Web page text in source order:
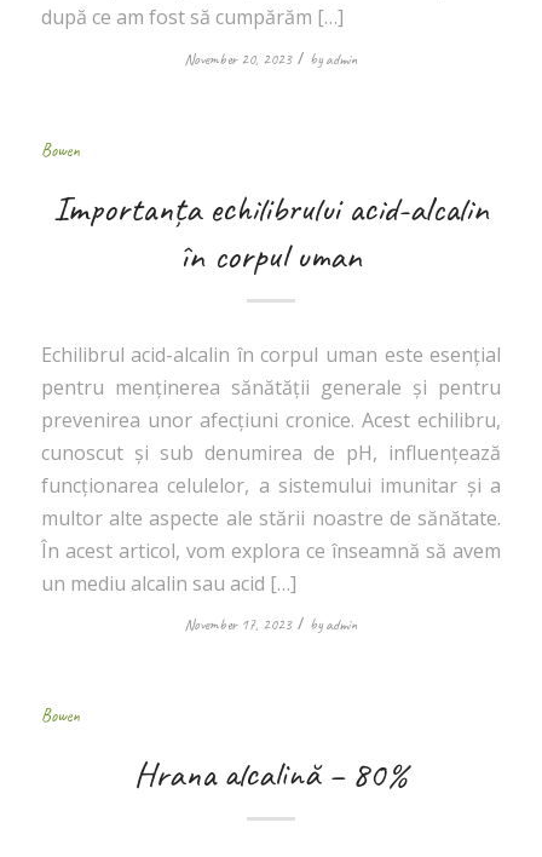
după ce am fost să cumpărăm […]
November 20, 2023 / byadmin
Bowen
Importanța echilibrului acid-alcalin
în corpul uman
Echilibrul acid-alcalin în corpul uman este esențial
pentru menținerea sănătății generale și pentru
prevenirea unor afecțiuni cronice. Acest echilibru,
cunoscut și sub denumirea de pH, influențează
funcționarea celulelor, a sistemului imunitar și a
multor alte aspecte ale stării noastre de sănătate.
În acest articol, vom explora ce înseamnă să avem
un mediu alcalin sau acid […]
November 17, 2023 / byadmin
Bowen
Hrana alcalină – 80%